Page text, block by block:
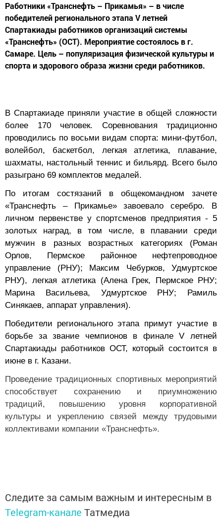
Работники «Транснефть – Прикамья» – в числе
победителей регионального этапа V летней
Спартакиады работников организаций системы
«Транснефть» (ОСТ). Мероприятие состоялось в г.
Самаре. Цель – популяризация физической культуры и
спорта и здорового образа жизни среди работников.
В Спартакиаде приняли участие в общей сложности
более 170 человек. Соревнования традиционно
проводились по восьми видам спорта: мини-футбол,
волейбол, баскетбол, легкая атлетика, плавание,
шахматы, настольный теннис и бильярд. Всего было
разыграно 69 комплектов медалей.
По итогам состязаний в общекомандном зачете
«Транснефть – Прикамье» завоевало серебро. В
личном первенстве у спортсменов предприятия - 5
золотых наград, в том числе, в плавании среди
мужчин в разных возрастных категориях (Роман
Орлов, Пермское районное нефтепроводное
управление (РНУ); Максим Чебурков, Удмуртское
РНУ), легкая атлетика (Алена Грек, Пермское РНУ;
Марина Васильева, Удмуртское РНУ; Рамиль
Синякаев, аппарат управления).
Победители регионального этапа примут участие в
борьбе за звание чемпионов в финале V летней
Спартакиады работников ОСТ, который состоится в
июне в г. Казани.
Проведение традиционных спортивных мероприятий
способствует сохранению и приумножению
традиций, повышению уровня корпоративной
культуры и укреплению связей между трудовыми
коллективами компании «Транснефть».
Следите за самым важным и интересным в
Telegram-канале Татмедиа